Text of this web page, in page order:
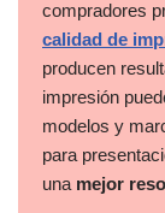
compradores
calidad de
producen
impresión
modelos y
para
una mejor